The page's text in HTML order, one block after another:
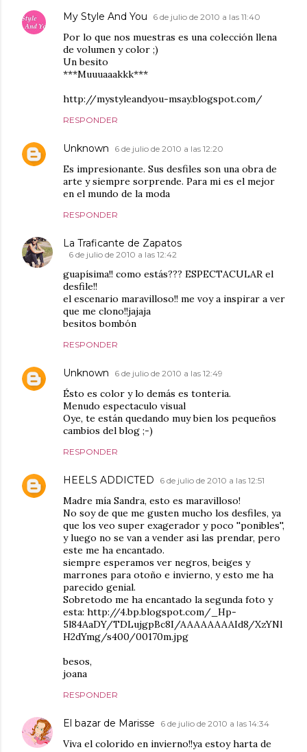
My Style And You 6 de julio de 2010 a las 11:40
Por lo que nos muestras es una colección llena
de volumen y color ;)
Un besito
***Muuuaaakkk***
http://mystyleandyou-msay.blogspot.com/
RESPONDER
Unknown 6 de julio de 2010 a las 12:20
Es impresionante. Sus desfiles son una obra de
arte y siempre sorprende. Para mi es el mejor
en el mundo de la moda
RESPONDER
La Traficante de Zapatos
6 de julio de 2010 a las 12:42
guapísima!! como estás??? ESPECTACULAR el
desfile!!
el escenario maravilloso!! me voy a inspirar a ver
que me clono!!jajaja
besitos bombón
RESPONDER
Unknown 6 de julio de 2010 a las 12:49
Ésto es color y lo demás es tonteria.
Menudo espectaculo visual
Oye, te están quedando muy bien los pequeños
cambios del blog ;-)
RESPONDER
HEELS ADDICTED 6 de julio de 2010 a las 12:51
Madre mía Sandra, esto es maravilloso!
No soy de que me gusten mucho los desfiles, ya
que los veo super exagerador y poco ''ponibles'',
y luego no se van a vender asi las prendar, pero
este me ha encantado.
siempre esperamos ver negros, beiges y
marrones para otoño e invierno, y esto me ha
parecido genial.
Sobretodo me ha encantado la segunda foto y
esta: http://4.bp.blogspot.com/_Hp-
5l84AaDY/TDLujgpBc8I/AAAAAAAAId8/XzYNl
H2dYmg/s400/00170m.jpg
besos,
joana
RESPONDER
El bazar de Marisse 6 de julio de 2010 a las 14:34
Viva el colorido en invierno!!ya estoy harta de